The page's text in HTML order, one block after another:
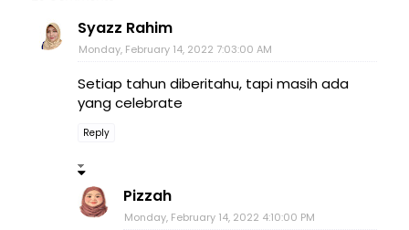
Syazz Rahim
Monday, February 14, 2022 7:03:00 AM
Setiap tahun diberitahu, tapi masih ada
yang celebrate
Reply
Pizzah
Monday, February 14, 2022 4:10:00 PM